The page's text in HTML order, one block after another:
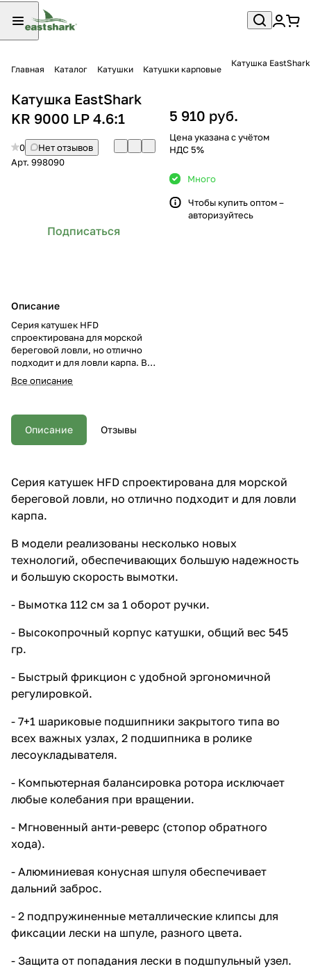
Главная Каталог Катушки Катушки карповые
Катушка
Катушка EastShark
KR 9000 LP 4.6:1
0
Нет отзывов
Арт. 998090
Подписаться
Описание
Серия катушек HFD
спроектирована для морской
береговой ловли, но отлично
подходит и для ловли карпа. В
модели реализованы несколько
новых технологий,
надежность и большую
скорость вымотки. - Вымотка 112
см за 1 оборот ручки. -
эргономичной регулировкой. -
7+1 шариковые подшипники
закрытого типа во всех важных
узлах, 2 подшипника в ролике
лесоукладывателя. -
Компьютерная балансировка
ротора исключает любые
колебания при вращении. -
(стопор обратного хода). -
Алюминиевая конусная шпуля
2 подпружиненные
металлические клипсы для
разного цвета. - Защита от
попадания лески в
подшпульный узел. -
установки ручки. - Конструкция
со стальным бесконечным
винтом. - Усиленный привод
для большей надежности. -
Передаточное отношение 4,6:1
- Технологии Salt Water OK -
воды. Лесоёмкость шпуль: 8000
0,23мм/525м 0,27мм/380м
0,30мм/310м 9000 0,30мм/710м
Все описание
5 910 руб.
Цена указана с учётом
НДС 5%
Много
Чтобы купить оптом –
авторизуйтесь
Описание Отзывы
Серия катушек HFD спроектирована для морской
береговой ловли, но отлично подходит и для ловли
карпа.
В модели реализованы несколько новых
технологий, обеспечивающих большую надежность
и большую скорость вымотки.
- Вымотка 112 см за 1 оборот ручки.
- Высокопрочный корпус катушки, общий вес 545
гр.
- Быстрый фрикцион с удобной эргономичной
регулировкой.
- 7+1 шариковые подшипники закрытого типа во
всех важных узлах, 2 подшипника в ролике
лесоукладывателя.
- Компьютерная балансировка ротора исключает
любые колебания при вращении.
- Мгновенный анти-реверс (стопор обратного
хода).
- Алюминиевая конусная шпуля обеспечивает
дальний заброс.
- 2 подпружиненные металлические клипсы для
фиксации лески на шпуле, разного цвета.
- Защита от попадания лески в подшпульный узел.